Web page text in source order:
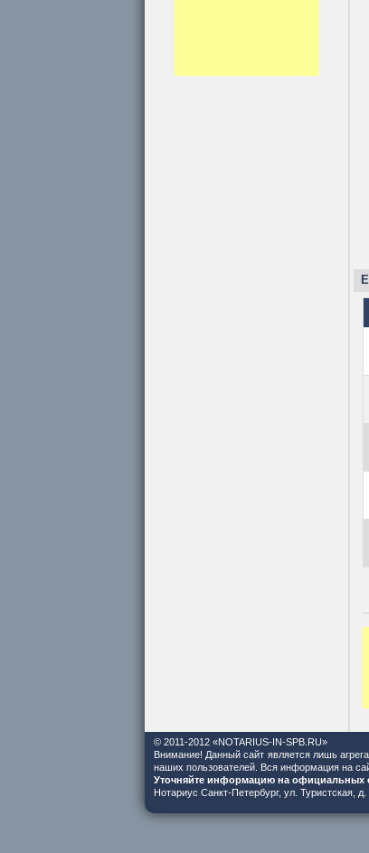
© 2011-2012 «NOTARIUS-IN-SPB.RU»
Внимание! Данный сайт является лишь
наших пользователей. Вся информация на
Уточняйте информацию на официальных
Нотариус Санкт-Петербург, ул. Туристская,